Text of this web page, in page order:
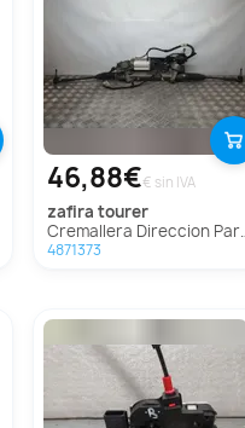
46,88€€ sin IVA
zafira tourer
Cremallera Direccion Para Opel Zafira Tourer
4871373